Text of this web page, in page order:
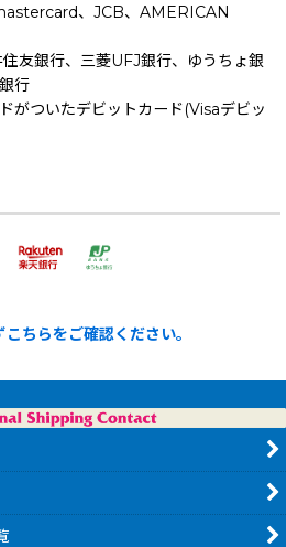
、JCB、AMERICAN
住友銀行、三菱UFJ銀行、ゆうちょ銀
行
がついたデビットカード(Visaデビッ
ちらをご確認ください。